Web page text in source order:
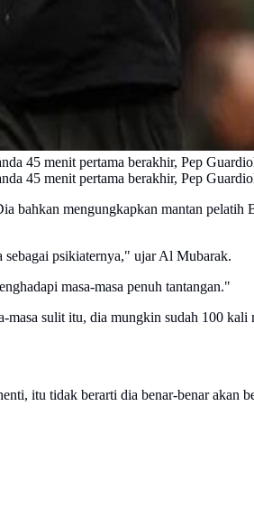
45 menit pertama berakhir, Pep
45 menit pertama berakhir, Pep
bahkan mengungkapkan mantan pelatih
sebagai psikiaternya," ujar Al Mubarak.
masa-masa penuh tantangan."
sulit itu, dia mungkin sudah 100
itu tidak berarti dia benar-benar akan